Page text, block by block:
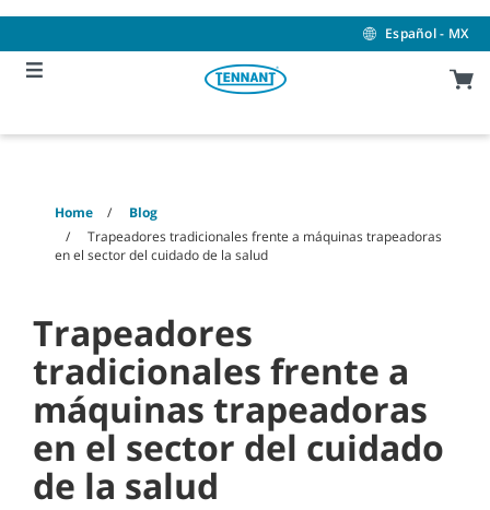
content
navigation
menu
Español - MX
Home
Blog
Trapeadores tradicionales frente a máquinas trapeadoras
en el sector del cuidado de la salud
Trapeadores
tradicionales frente a
máquinas trapeadoras
en el sector del cuidado
de la salud